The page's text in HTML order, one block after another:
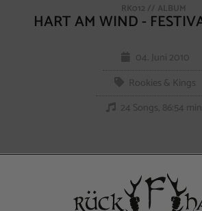
RK012 // ALBUM
HART AM WIND -
04. Juni 2010
Rookies & Kings
24 Songs, 86:54 min.